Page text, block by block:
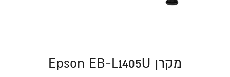
מקרן Epson EB-L1405U‎